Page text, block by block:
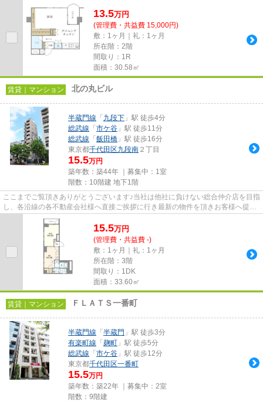
13.5万円
(管理費・共益費 15,000円)
敷：1ヶ月｜礼：1ヶ月
所在階：2階
間取り：1R
面積：30.58㎡
賃貸｜マンション 北の丸ビル
半蔵門線 「 九段下 」駅 徒歩4分
総武線 「 市ケ谷 」駅 徒歩11分
総武線 「 飯田橋 」駅 徒歩16分
東京都千代田区九段南 ２丁目
15.5万円
築年数：築44年 ｜募集中： 1室
階数：10階建 地下1階
ここまでご覧頂きありがとうございます♪当社は他社に負けない総合仲介店を目指
し、各沿線の各不動産会社様へ直接ご挨拶に行き最新の物件を頂きお客様へ提供
しております！最新の情報は...
15.5万円
(管理費・共益費 -)
敷：1ヶ月｜礼：1ヶ月
所在階：3階
間取り：1DK
面積：33.60㎡
賃貸｜マンション ＦＬＡＴＳ一番町
半蔵門線 「 半蔵門 」駅 徒歩3分
有楽町線 「 麹町 」駅 徒歩5分
総武線 「 市ケ谷 」駅 徒歩12分
東京都千代田区一番町
15.5万円
築年数：築22年 ｜募集中： 2室
階数：9階建